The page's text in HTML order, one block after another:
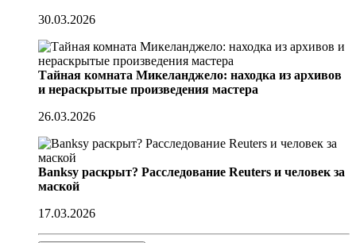
30.03.2026
Тайная комната Микеланджело: находка из архивов
и нераскрытые произведения мастера
26.03.2026
Banksy раскрыт? Расследование Reuters и человек за
маской
17.03.2026